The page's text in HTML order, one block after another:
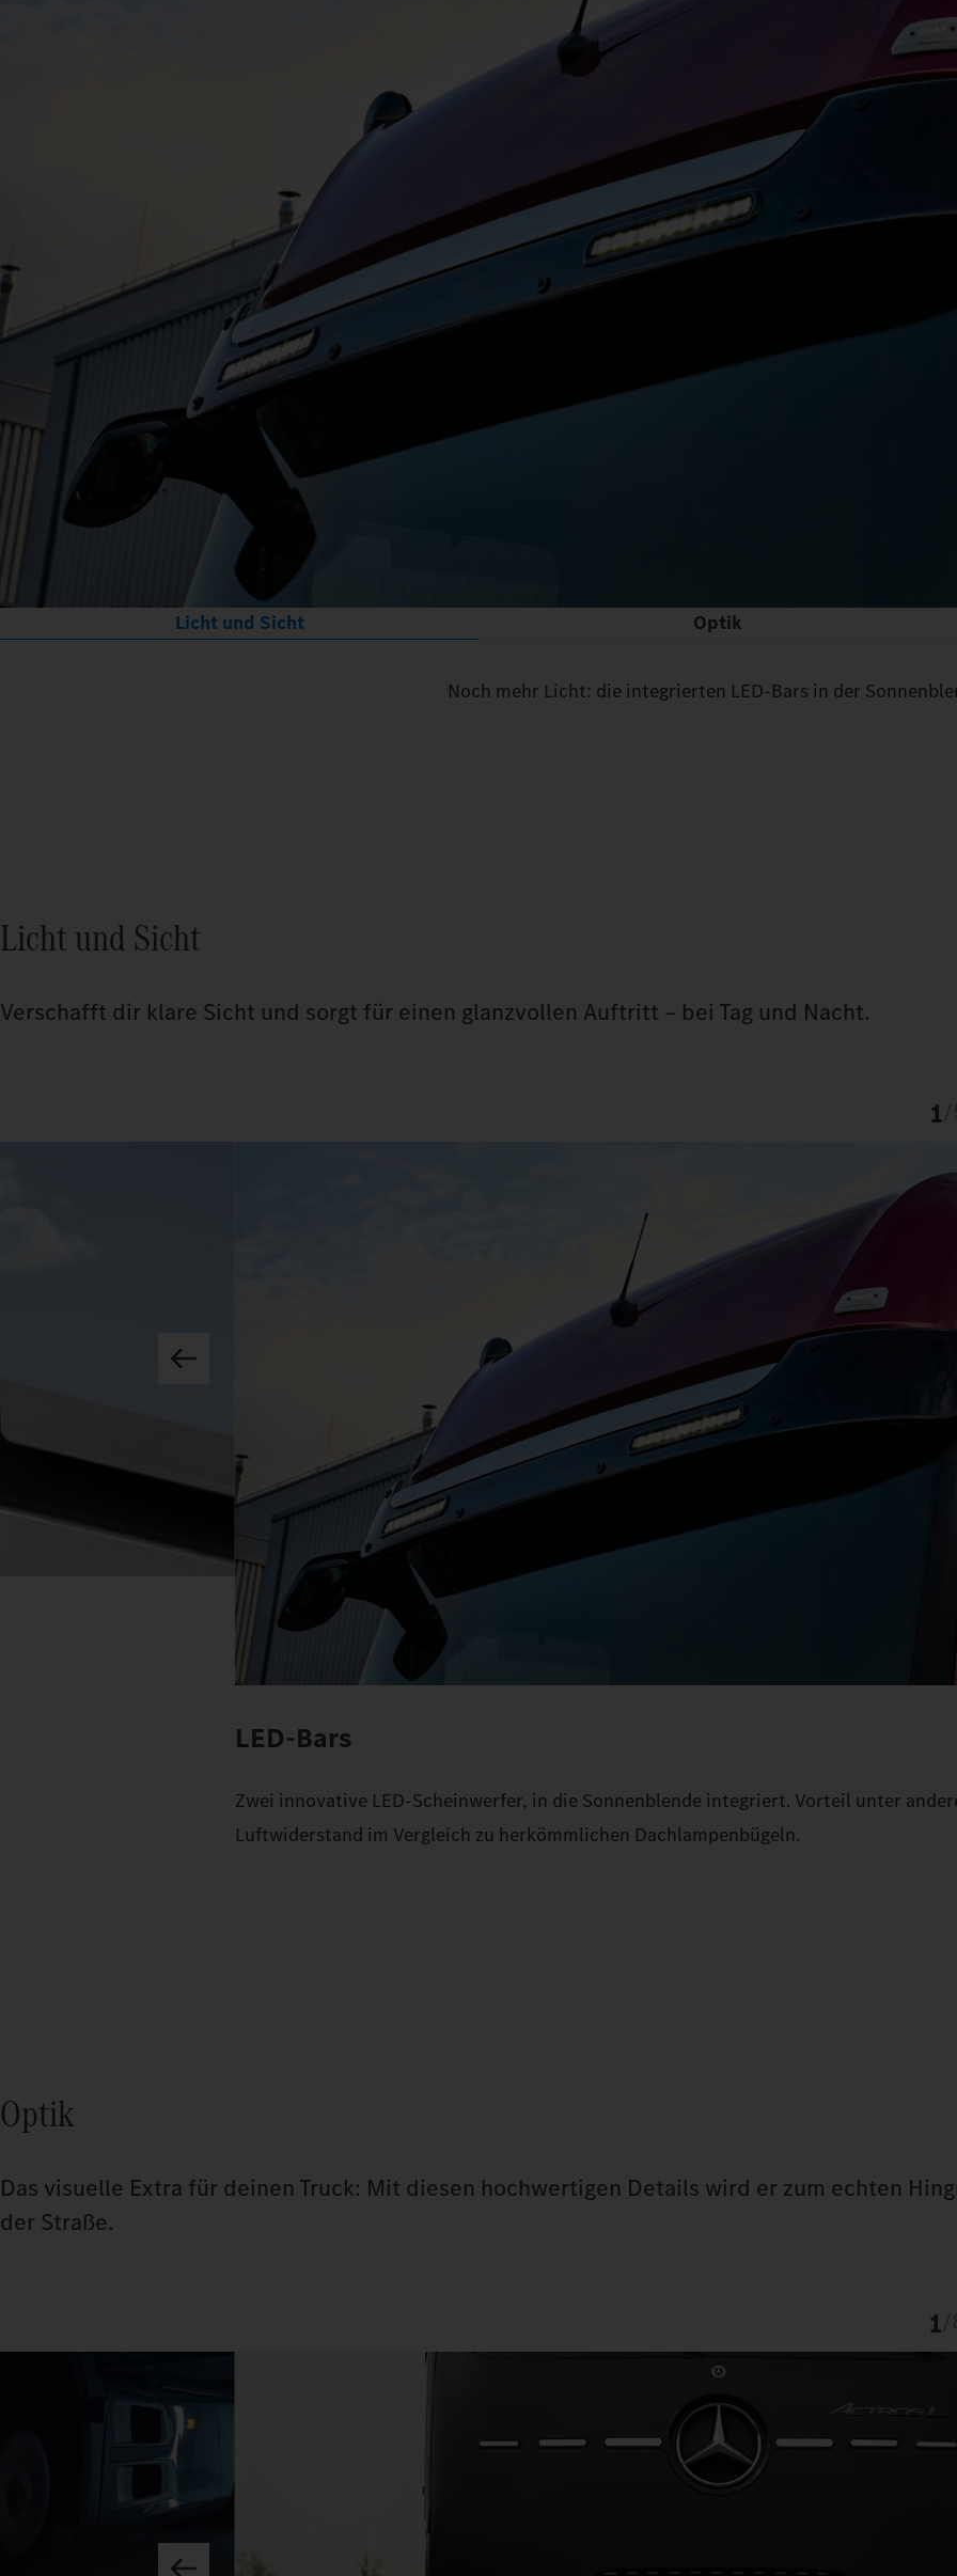
Licht und Sicht Optik
Noch mehr Licht: die integrierten LED-Bars in der
Licht und Sicht
Verschafft dir klare Sicht und sorgt für einen glanzvollen Auftritt – bei Tag und Nacht.
1
LED-Bars
Zwei innovative LED-Scheinwerfer, in die Sonnenblende integriert. Vorteil unter
Luftwiderstand im Vergleich zu herkömmlichen Dachlampenbügeln.
Optik
Das visuelle Extra für deinen Truck: Mit diesen hochwertigen Details wird er zum echten
der Straße.
1